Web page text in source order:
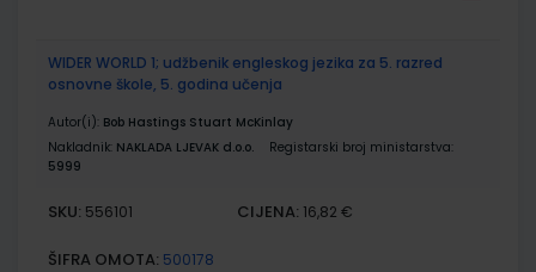
WIDER WORLD 1; udžbenik engleskog jezika za 5. razred
osnovne škole, 5. godina učenja
Autor(i): Bob Hastings Stuart McKinlay
Nakladnik: NAKLADA LJEVAK d.o.o.
Registarski broj ministarstva:
5999
SKU: 556101 CIJENA: 16,82 €
ŠIFRA OMOTA: 500178